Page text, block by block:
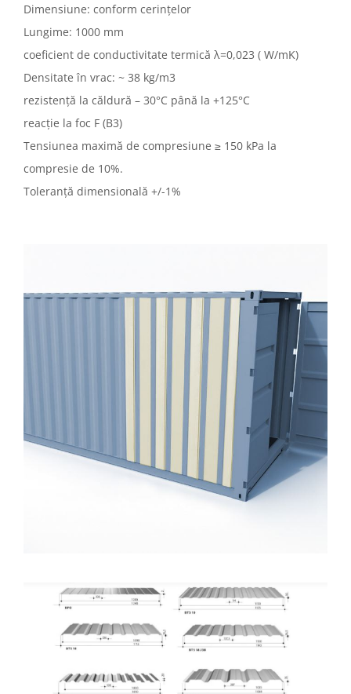
Dimensiune: conform cerințelor
Lungime: 1000 mm
coeficient de conductivitate termică λ=0,023 ( W/mK)
Densitate în vrac: ~ 38 kg/m3
rezistență la căldură – 30°C până la +125°C
reacție la foc F (B3)
Tensiunea maximă de compresiune ≥ 150 kPa la
compresie de 10%.
Toleranță dimensională +/-1%